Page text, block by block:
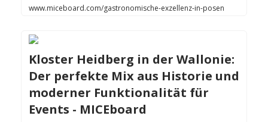
www.miceboard.com/gastronomische-exzellenz-in-posen
Kloster Heidberg in der Wallonie:
Der perfekte Mix aus Historie und
moderner Funktionalität für
Events - MICEboard